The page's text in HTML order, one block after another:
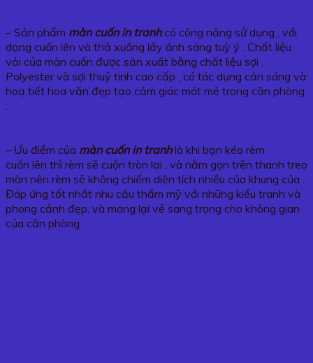
– Sản phẩm màn cuốn in tranhcó công năng sử dụng , với
dạng cuốn lên và thả xuống lấy ánh sáng tuỳ ý . Chất liệu
vải của màn cuốn được sản xuất bằng chất liệu sợi .
Polyester và sợi thuỷ tinh cao cấp , có tác dụng cản sáng và
hoạ tiết hoa văn đẹp tạo cảm giác mát mẻ trong căn phòng
– Ưu điểm của màn cuốn in tranhlà khi bạn kéo rèm
cuốn lên thì rèm sẽ cuộn tròn lại , và nằm gọn trên thanh treo
màn nên rèm sẽ không chiếm diện tích nhiều của khung của .
Đáp ứng tốt nhất nhu cầu thẩm mỹ với những kiểu tranh và
phong cảnh đẹp, và mang lại vẻ sang trọng cho không gian
của căn phòng.